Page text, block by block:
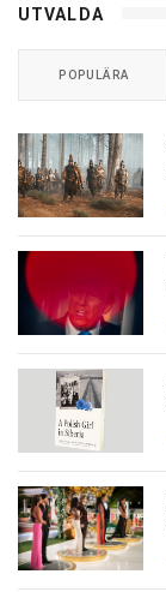
UTVALDA
POPULÄRA